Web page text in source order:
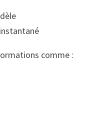
comme :